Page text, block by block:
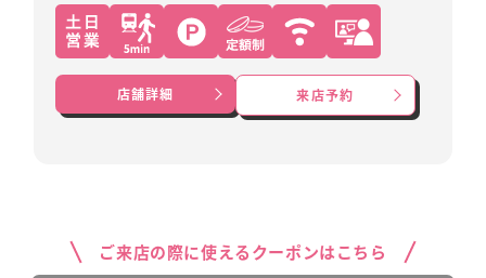
店舗詳細 来店予約
ご来店の際に使えるクーポンはこちら